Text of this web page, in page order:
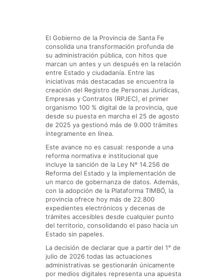
El Gobierno de la Provincia de Santa Fe
consolida una transformación profunda de
su administración pública, con hitos que
marcan un antes y un después en la relación
entre Estado y ciudadanía. Entre las
iniciativas más destacadas se encuentra la
creación del Registro de Personas Jurídicas,
Empresas y Contratos (RPJEC), el primer
organismo 100 % digital de la provincia, que
desde su puesta en marcha el 25 de agosto
de 2025 ya gestionó más de 9.000 trámites
íntegramente en línea.
Este avance no es casual: responde a una
reforma normativa e institucional que
incluye la sanción de la Ley Nº 14.256 de
Reforma del Estado y la implementación de
un marco de gobernanza de datos. Además,
con la adopción de la Plataforma TIMBÓ, la
provincia ofrece hoy más de 22.800
expedientes electrónicos y decenas de
trámites accesibles desde cualquier punto
del territorio, consolidando el paso hacia un
Estado sin papeles.
La decisión de declarar que a partir del 1° de
julio de 2026 todas las actuaciones
administrativas se gestionarán únicamente
por medios digitales representa una apuesta